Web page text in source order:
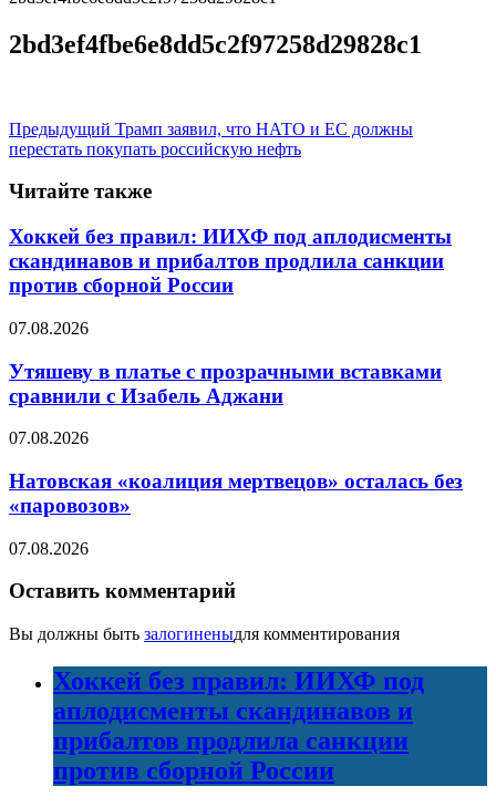
2bd3ef4fbe6e8dd5c2f97258d29828c1
Предыдущий Трамп заявил, что НАТО и ЕС должны
перестать покупать российскую нефть
Читайте также
Хоккей без правил: ИИХФ под аплодисменты
скандинавов и прибалтов продлила санкции
против сборной России
07.08.2026
Утяшеву в платье с прозрачными вставками
сравнили с Изабель Аджани
07.08.2026
Натовская «коалиция мертвецов» осталась без
«паровозов»
07.08.2026
Оставить комментарий
Вы должны быть залогиненыдля комментирования
Хоккей без правил: ИИХФ под
аплодисменты скандинавов и
прибалтов продлила санкции
против сборной России